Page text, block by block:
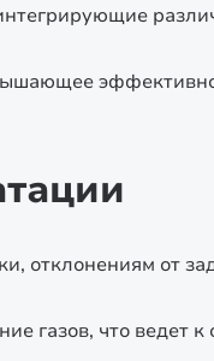
отклонениям от
газов, что ведет к